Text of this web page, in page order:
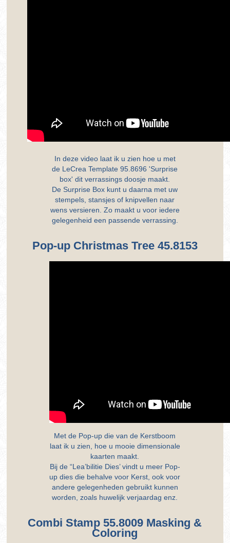
In deze video laat ik u zien hoe u met
de LeCrea Template 95.8696 'Surprise
box' dit verrassings doosje maakt.
De Surprise Box kunt u daarna met uw
stempels, stansjes of knipvellen naar
wens versieren. Zo maakt u voor iedere
gelegenheid een passende verrassing.
Pop-up Christmas Tree 45.8153
Met de Pop-up die van de Kerstboom
laat ik u zien, hoe u mooie dimensionale
kaarten maakt.
Bij de “Lea’bilitie Dies’ vindt u meer Pop-
up dies die behalve voor Kerst, ook voor
andere gelegenheden gebruikt kunnen
worden, zoals huwelijk verjaardag enz.
Combi Stamp 55.8009 Masking &
Coloring